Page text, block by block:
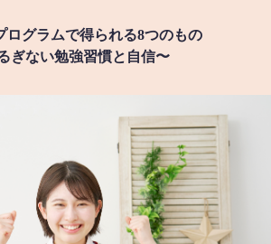
ログラムで得られる8つのもの
ぎない勉強習慣と自信〜